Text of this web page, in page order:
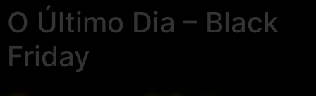
O Último Dia – Black
Friday